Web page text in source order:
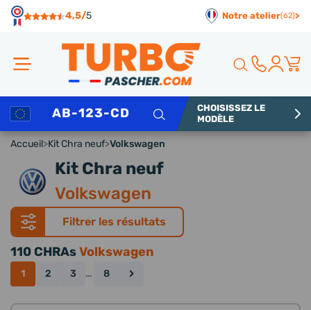
4,5/5 Notre atelier(62)>
Rechercher
CHOISISSEZ LE
MODÈLE
Accueil>Kit Chra neuf>Volkswagen
Kit Chra neuf
Volkswagen
Filtrer les résultats
110 CHRAsVolkswagen
1 2 3 … 8 ›
Panneau de gestion des cookies